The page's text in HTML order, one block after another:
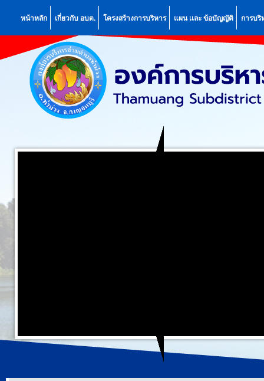
หน้าหลัก เกี่ยวกับ อบต. โครงสร้างการบริหาร แผน เเละ ข้อบัญญัติ การบริ